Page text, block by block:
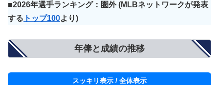
■2026年選手ランキング：圏外(MLBネットワークが発表
する トップ100より)
年俸と成績の推移
スッキリ表示 / 全体表示